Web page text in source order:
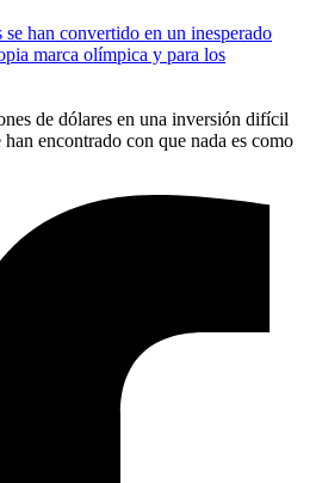
han convertido en un inesperado
marca olímpica y para los
de dólares en una inversión difícil
encontrado con que nada es como